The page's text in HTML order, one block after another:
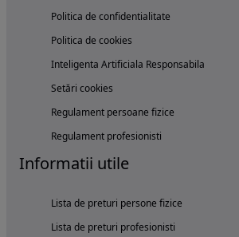
Politica de confidentialitate
Politica de cookies
Inteligenta Artificiala Responsabila
Setări cookies
Regulament persoane fizice
Regulament profesionisti
Informatii utile
Lista de preturi persone fizice
Lista de preturi profesionisti